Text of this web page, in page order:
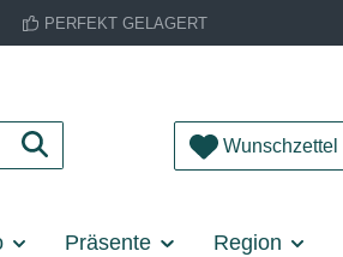
PERFEKT GELAGERT
Wunschzettel
Präsente Region